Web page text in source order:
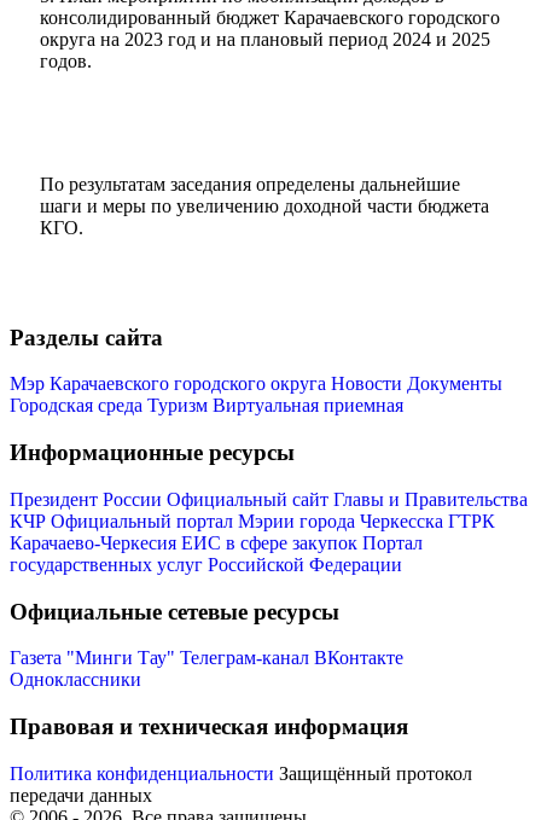
консолидированный бюджет Карачаевского городского
округа на 2023 год и на плановый период 2024 и 2025
годов.
По результатам заседания определены дальнейшие
шаги и меры по увеличению доходной части бюджета
КГО.
Разделы сайта
Мэр Карачаевского городского округа Новости Документы
Городская среда Туризм Виртуальная приемная
Информационные ресурсы
Президент России Официальный сайт Главы и Правительства
КЧР Официальный портал Мэрии города Черкесска ГТРК
Карачаево-Черкесия ЕИС в сфере закупок Портал
государственных услуг Российской Федерации
Официальные сетевые ресурсы
Газета "Минги Тау" Телеграм-канал ВКонтакте
Одноклассники
Правовая и техническая информация
Политика конфиденциальности Защищённый протокол
передачи данных
Мэр